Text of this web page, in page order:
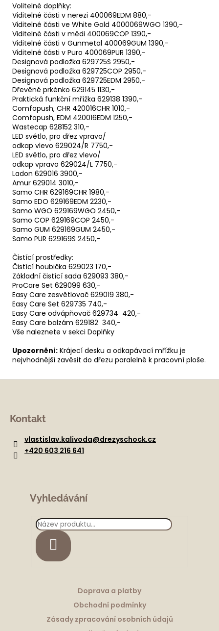
Volitelné doplňky:
Viditelné části v nerezi 400069EDM 880,-
Viditelné části ve White Gold 4000069WGO 1390,-
Viditelné části v mědi 400069COP 1390,-
Viditelné části v Gunmetal 400069GUM 1390,-
Viditelné části v Puro 400069PUR 1390,-
Designová podložka 629725S 2950,-
Designová podložka 629725COP 2950,-
Designová podložka 629725EDM 2950,-
Dřevěné prkénko 629145 1130,-
Praktická funkční mřížka 629138 1390,-
Comfopush, CHR 420016CHR 1010,-
Comfopush, EDM 420016EDM 1250,-
Wastecap 628152 310,-
LED světlo, pro dřez vpravo/
odkap vlevo 629024/R 7750,-
LED světlo, pro dřez vlevo/
odkap vpravo 629024/L 7750,-
Ladon 629016 3900,-
Amur 629014 3010,-
Samo CHR 629169CHR 1980,-
Samo EDO 629169EDM 2230,-
Samo WGO 629169WGO 2450,-
Samo COP 629169COP 2450,-
Samo GUM 629169GUM 2450,-
Samo PUR 629169S 2450,-
Čistící prostředky:
Čistící houbička 629023 170,-
Základní čistící sada 629093 380,-
ProCare Set 629099 630,-
Easy Care zesvětlovač 629019 380,-
Easy Care Set 629735 740,-
Easy Care odvápňovač 629734 420,-
Easy Care balzám 629182 340,-
Vše naleznete v sekci Doplňky
Upozornění: Krájecí desku a odkapávací mřížku je
nejvhodnější zavěsit do dřezu paralelně k pracovní ploše.
Kontakt
vlastislav.kalivoda@drezyschock.cz
+420 603 216 641
Vyhledávání
HLEDAT
Doprava a platby
Obchodní podmínky
Zásady zpracování osobních údajů